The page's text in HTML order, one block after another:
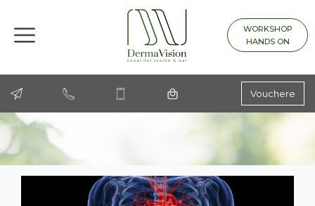
Vouchere
WORKSHOP
HANDS ON